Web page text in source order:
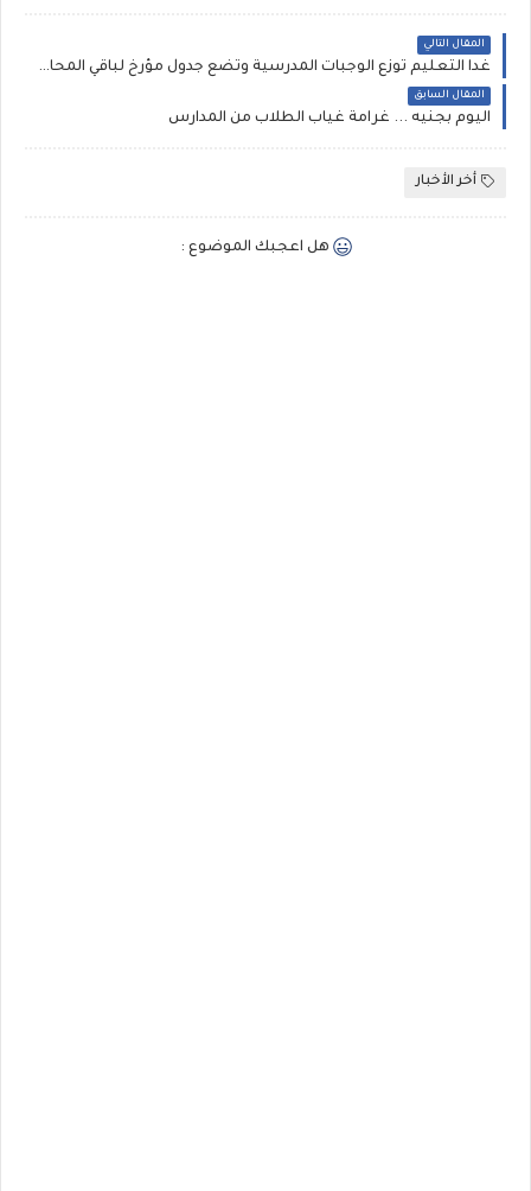
المقال التالي
غدا التعليم توزع الوجبات المدرسية وتضع جدول مؤرخ لباقي المحافظات في اربع
المقال السابق
اليوم بجنيه ... غرامة غياب الطلاب من المدارس
أخر الأخبار
هل اعجبك الموضوع :